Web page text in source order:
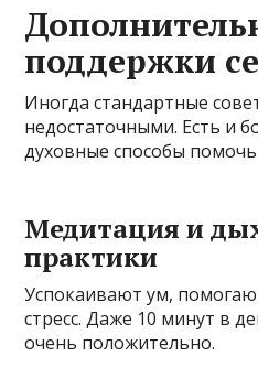
поддержки
Иногда стандартные
недостаточными. Есть и
духовные способы помочь
Медитация и
практики
Успокаивают ум,
стресс. Даже 10 минут в
очень положительно.